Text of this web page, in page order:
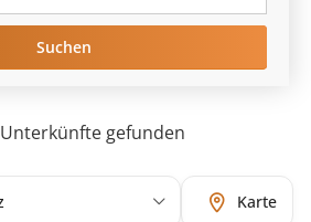
Suchen
Unterkünfte gefunden
Karte